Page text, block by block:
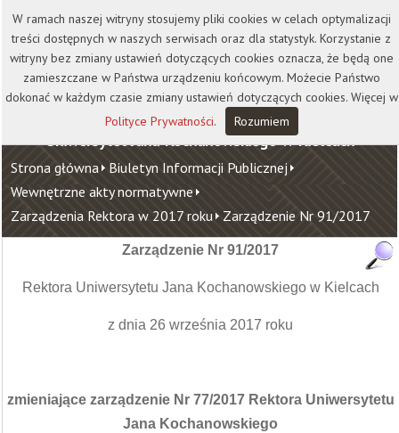
Kontakt Biblioteka
Wydawnictwo
Wirtualna Uczelnia
Uniwersytet Jana Kochanowskiego w Kielcach
Strona główna Biuletyn Informacji Publicznej
Wewnętrzne akty normatywne
Zarządzenia Rektora w 2017 roku Zarządzenie Nr 91/2017
Zarządzenie Nr 91/2017
Rektora Uniwersytetu Jana Kochanowskiego w Kielcach
z dnia 26 września 2017 roku
zmieniające zarządzenie Nr 77/2017 Rektora Uniwersytetu
Jana Kochanowskiego
W ramach naszej witryny stosujemy pliki cookies w celach optymalizacji
treści dostępnych w naszych serwisach oraz dla statystyk. Korzystanie z
witryny bez zmiany ustawień dotyczących cookies oznacza, że będą one
zamieszczane w Państwa urządzeniu końcowym. Możecie Państwo
dokonać w każdym czasie zmiany ustawień dotyczących cookies. Więcej w
Polityce Prywatności. Rozumiem